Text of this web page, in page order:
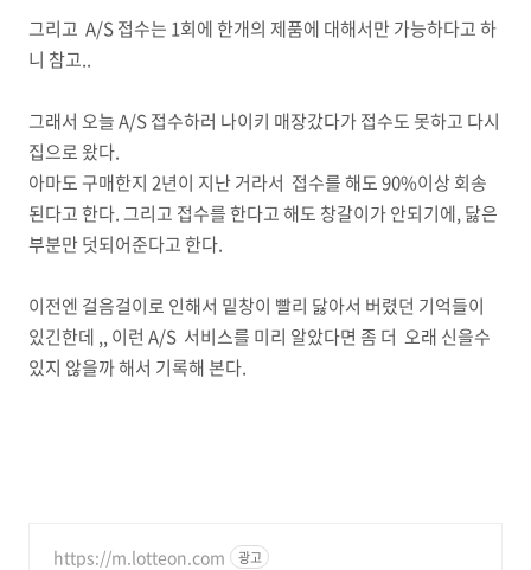
그리고 A/S 접수는 1회에 한개의 제품에 대해서만 가능하다고 하
니 참고..
그래서 오늘 A/S 접수하러 나이키 매장갔다가 접수도 못하고 다시
집으로 왔다.
아마도 구매한지 2년이 지난 거라서 접수를 해도 90%이상 회송
된다고 한다. 그리고 접수를 한다고 해도 창갈이가 안되기에, 닳은
부분만 덧되어준다고 한다.
이전엔 걸음걸이로 인해서 밑창이 빨리 닳아서 버렸던 기억들이
있긴한데 ,, 이런 A/S 서비스를 미리 알았다면 좀 더 오래 신을수
있지 않을까 해서 기록해 본다.
https://m.lotteon.com 광고